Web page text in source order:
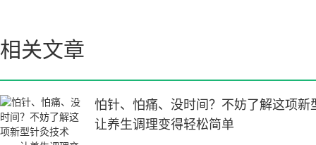
相关文章
怕针、怕痛、没时间？不妨了解这项
让养生调理变得轻松简单